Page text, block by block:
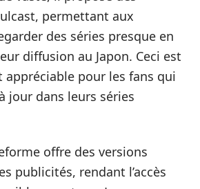
permettant aux
des séries presque en
diffusion au Japon. Ceci est
pour les fans qui
jour dans leurs séries
offre des versions
publicités, rendant l’accès